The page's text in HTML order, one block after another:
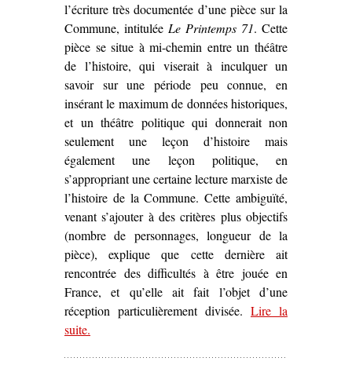
l’écriture très documentée d’une pièce sur la
Commune, intitulée Le Printemps 71. Cette
pièce se situe à mi-chemin entre un théâtre
de l’histoire, qui viserait à inculquer un
savoir sur une période peu connue, en
insérant le maximum de données historiques,
et un théâtre politique qui donnerait non
seulement une leçon d’histoire mais
également une leçon politique, en
s’appropriant une certaine lecture marxiste de
l’histoire de la Commune. Cette ambiguïté,
venant s’ajouter à des critères plus objectifs
(nombre de personnages, longueur de la
pièce), explique que cette dernière ait
rencontrée des difficultés à être jouée en
France, et qu’elle ait fait l’objet d’une
réception particulièrement divisée. Lire la
suite– ‘La Commune
.